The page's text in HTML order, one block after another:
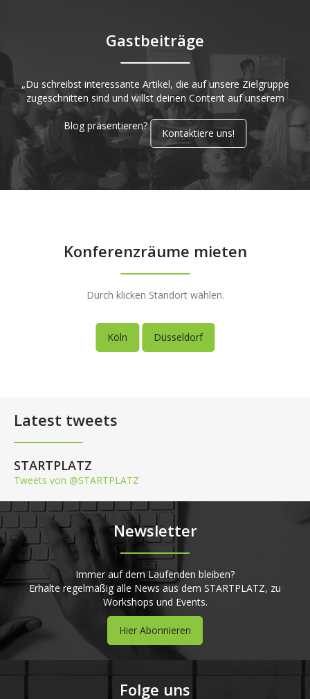
Gastbeiträge
„Du schreibst interessante Artikel, die auf unsere Zielgruppe
zugeschnitten sind und willst deinen Content auf unserem
Blog präsentieren?
Kontaktiere uns!
Konferenzräume mieten
Durch klicken Standort wählen.
Köln Düsseldorf
Latest tweets
STARTPLATZ
Tweets von @STARTPLATZ
Newsletter
Immer auf dem Laufenden bleiben?
Erhalte regelmäßig alle News aus dem STARTPLATZ, zu
Workshops und Events.
Hier Abonnieren
Folge uns